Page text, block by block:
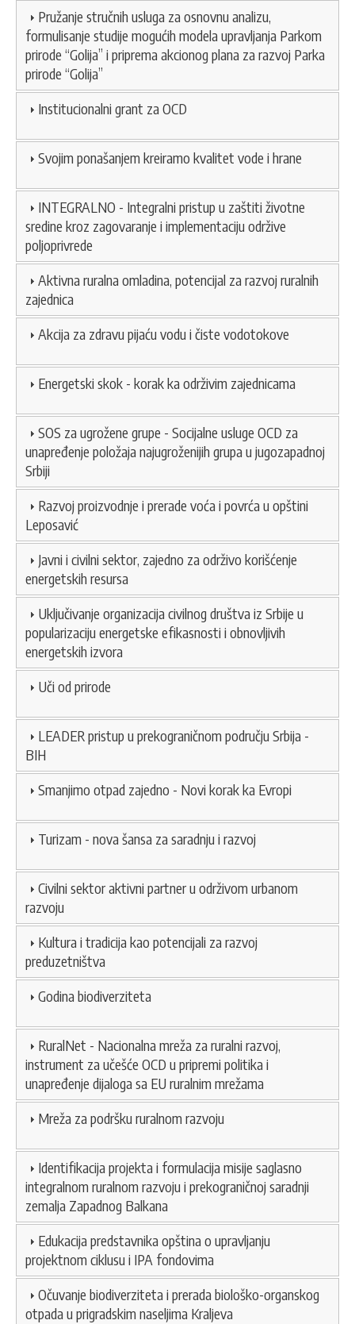
Pružanje stručnih usluga za osnovnu analizu,
formulisanje studije mogućih modela upravljanja Parkom
prirode “Golija” i priprema akcionog plana za razvoj Parka
prirode “Golija”
Institucionalni grant za OCD
Svojim ponašanjem kreiramo kvalitet vode i hrane
INTEGRALNO - Integralni pristup u zaštiti životne
sredine kroz zagovaranje i implementaciju održive
poljoprivrede
Aktivna ruralna omladina, potencijal za razvoj ruralnih
zajednica
Akcija za zdravu pijaću vodu i čiste vodotokove
Energetski skok - korak ka održivim zajednicama
SOS za ugrožene grupe - Socijalne usluge OCD za
unapređenje položaja najugroženijih grupa u jugozapadnoj
Srbiji
Razvoj proizvodnje i prerade voća i povrća u opštini
Leposavić
Javni i civilni sektor, zajedno za održivo korišćenje
energetskih resursa
Uključivanje organizacija civilnog društva iz Srbije u
popularizaciju energetske efikasnosti i obnovljivih
energetskih izvora
Uči od prirode
LEADER pristup u prekograničnom području Srbija -
BIH
Smanjimo otpad zajedno - Novi korak ka Evropi
Turizam - nova šansa za saradnju i razvoj
Civilni sektor aktivni partner u održivom urbanom
razvoju
Kultura i tradicija kao potencijali za razvoj
preduzetništva
Godina biodiverziteta
RuralNet - Nacionalna mreža za ruralni razvoj,
instrument za učešće OCD u pripremi politika i
unapređenje dijaloga sa EU ruralnim mrežama
Mreža za podršku ruralnom razvoju
Identifikacija projekta i formulacija misije saglasno
integralnom ruralnom razvoju i prekograničnoj saradnji
zemalja Zapadnog Balkana
Edukacija predstavnika opština o upravljanju
projektnom ciklusu i IPA fondovima
Očuvanje biodiverziteta i prerada biološko-organskog
otpada u prigradskim naseljima Kraljeva